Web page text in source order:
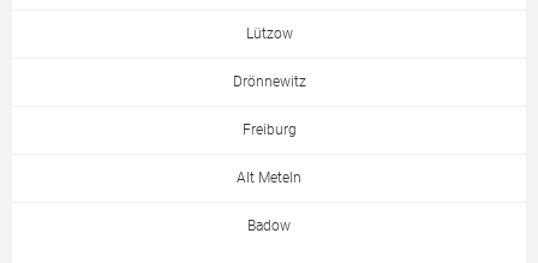
Lützow
Drönnewitz
Freiburg
Alt Meteln
Badow